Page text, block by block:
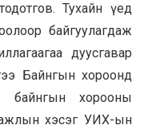
Тухайн үед
байгуулагдаж
дуусгавар
Байнгын хороонд
байнгын хорооны
ажлын хэсэг УИХ-ын